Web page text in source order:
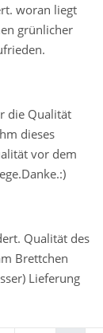
woran liegt
grünlicher
die Qualität
dieses
vor dem
Qualität des
Brettchen
Lieferung